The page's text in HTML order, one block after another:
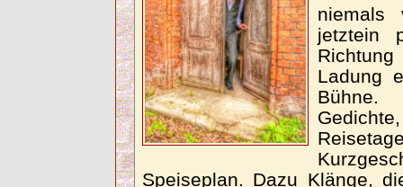
niemals
jetztein
Ladung
Bühne.
Speiseplan. Dazu Klänge,